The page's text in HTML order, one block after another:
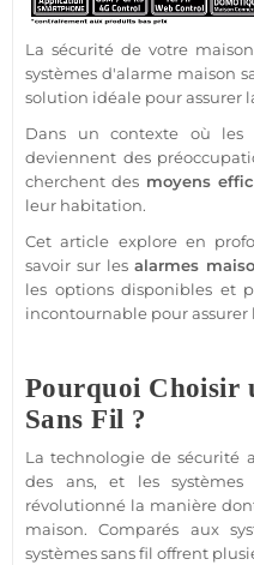
La sécurité de votre maison
systèmes d'alarme maison
solution idéale pour assurer
Dans un contexte où les
deviennent des
cherchent des moyens
leur habitation.
Cet article explore en
savoir sur les alarmes
les options disponibles et
incontournable pour assurer
Pourquoi Choisir
Sans Fil ?
La technologie desécurité
des ans, et les systèmes
révolutionné la manière
maison. Comparés aux
systèmes sans fil offrent